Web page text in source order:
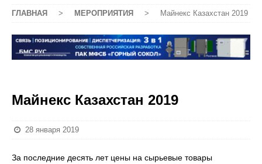
ГЛАВНАЯ > МЕРОПРИЯТИЯ > Майнекс Казахстан 2019
Майнекс Казахстан 2019
28 января 2019
За последние десять лет цены на сырьевые товары